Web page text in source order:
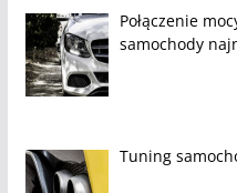
Połączenie
samochody
Tuning